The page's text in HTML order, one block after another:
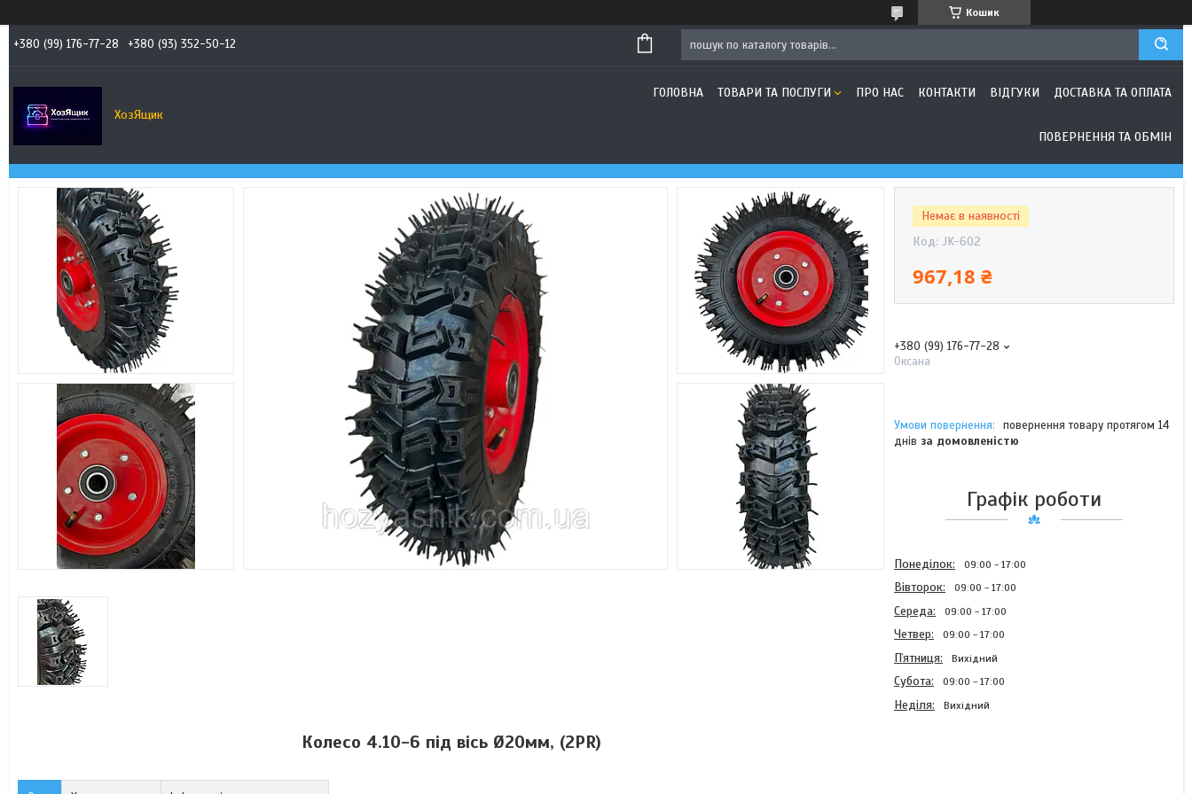
Кошик
+380 (99) 176-77-28 +380 (93) 352-50-12
ХозЯщик
ГОЛОВНА ТОВАРИ ТА ПОСЛУГИ ПРО НАС КОНТАКТИ ВІДГУКИ ДОСТАВКА ТА ОПЛАТА
ПОВЕРНЕННЯ ТА ОБМІН
Колесо 4.10-6 під вісь Ø20мм, (2PR)
Немає в наявності
Код: JK-602
967,18 ₴
+380 (99) 176-77-28
Оксана
повернення товару протягом 14
днів за домовленістю
Графік роботи
Понеділок 09:00 17:00
Вівторок 09:00 17:00
Середа 09:00 17:00
Четвер 09:00 17:00
Пʼятниця Вихідний
Субота 09:00 17:00
Неділя Вихідний